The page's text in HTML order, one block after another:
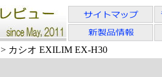
> カシオ EXILIM EX-H30